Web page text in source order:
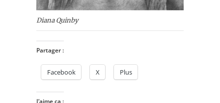
Diana Quinby
Partager :
Facebook X Plus
J’aime ça :